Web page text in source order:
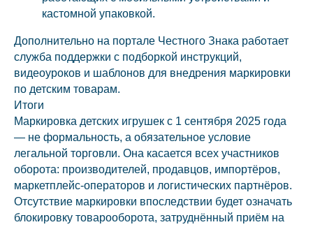
кастомной упаковкой.
Дополнительно на портале Честного Знака работает
служба поддержки с подборкой инструкций,
видеоуроков и шаблонов для внедрения маркировки
по детским товарам.
Итоги
Маркировка детских игрушек с 1 сентября 2025 года
— не формальность, а обязательное условие
легальной торговли. Она касается всех участников
оборота: производителей, продавцов, импортёров,
маркетплейс-операторов и логистических партнёров.
Отсутствие маркировки впоследствии будет означать
блокировку товарооборота, затруднённый приём на